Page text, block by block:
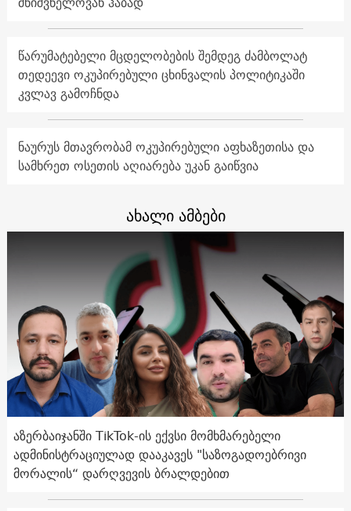
წარუმატებელი მცდელობების შემდეგ ძამბოლატ
თედეევი ოკუპირებული ცხინვალის პოლიტიკაში
კვლავ გამოჩნდა
ნაურუს მთავრობამ ოკუპირებული აფხაზეთისა და
სამხრეთ ოსეთის აღიარება უკან გაიწვია
ახალი ამბები
აზერბაიჯანში TikTok-ის ექვსი მომხმარებელი
ადმინისტრაციულად დააკავეს "საზოგადოებრივი
მორალის“ დარღვევის ბრალდებით